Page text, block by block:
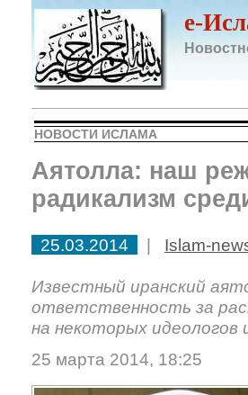
e-
НОВОСТИ ИСЛАМА
Аятолла: наш
радикализм
25.03.2014 | Islam-
Известный иранский
ответственность за
на некоторых идеологов
25 марта 2014, 18:25